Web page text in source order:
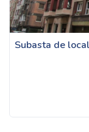
Subasta de